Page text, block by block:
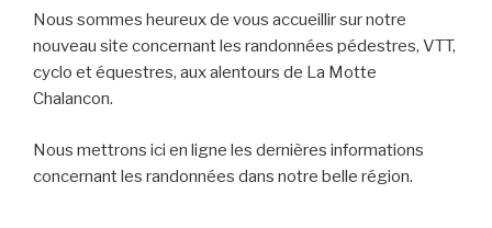
Nous sommes heureux de vous accueillir sur notre
nouveau site concernant les randonnées pédestres, VTT,
cyclo et équestres, aux alentours de La Motte
Chalancon.
Nous mettrons ici en ligne les dernières informations
concernant les randonnées dans notre belle région.